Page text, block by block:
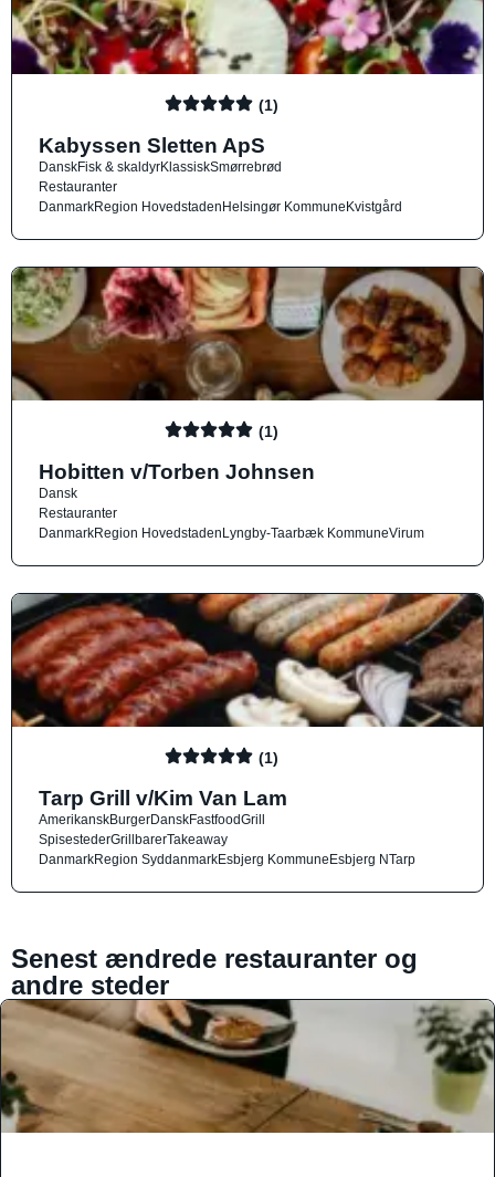
(1)
Kabyssen Sletten ApS
DanskFisk & skaldyrKlassiskSmørrebrød
Restauranter
DanmarkRegion HovedstadenHelsingør KommuneKvistgård
(1)
Hobitten v/Torben Johnsen
Dansk
Restauranter
DanmarkRegion HovedstadenLyngby-Taarbæk KommuneVirum
(1)
Tarp Grill v/Kim Van Lam
AmerikanskBurgerDanskFastfoodGrill
SpisestederGrillbarerTakeaway
DanmarkRegion SyddanmarkEsbjerg KommuneEsbjerg NTarp
Senest ændrede restauranter og
andre steder